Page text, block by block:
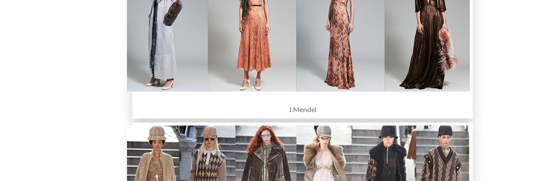
J.Mendel